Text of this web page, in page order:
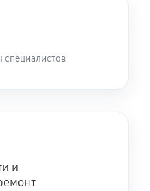
(вмятины, трещины)
и